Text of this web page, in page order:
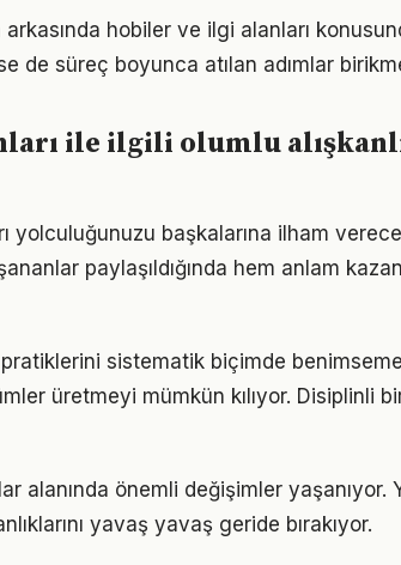
hobiler ve ilgi alanları
de süreç boyunca atılan adımlar
ile ilgili olumlu
yolculuğunuzu başkalarına ilham
paylaşıldığında hem anlam
sistematik biçimde
üretmeyi mümkün kılıyor. Disiplinli
alanında önemli değişimler yaşanıyor.
yavaş yavaş geride bırakıyor.